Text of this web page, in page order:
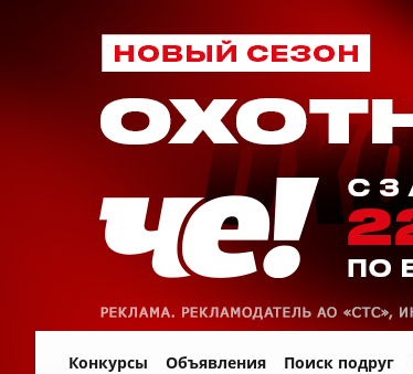
Конкурсы Объявления Поиск подруг